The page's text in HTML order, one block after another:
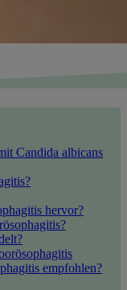
Candida albicans
hervor?
empfohlen?